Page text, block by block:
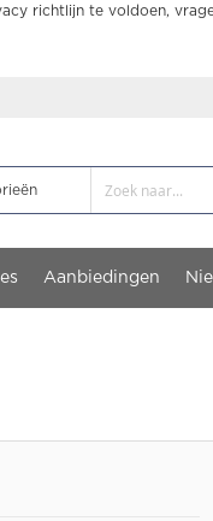
richtlijn te voldoen,
Aanbiedingen